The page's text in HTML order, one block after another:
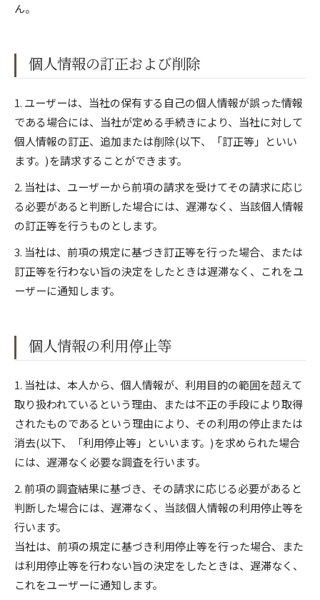
ん。
個人情報の訂正および削除
1. ユーザーは、当社の保有する自己の個人情報が誤った情報
である場合には、当社が定める手続きにより、当社に対して
個人情報の訂正、追加または削除(以下、「訂正等」といい
ます。)を請求することができます。
2. 当社は、ユーザーから前項の請求を受けてその請求に応じ
る必要があると判断した場合には、遅滞なく、当該個人情報
の訂正等を行うものとします。
3. 当社は、前項の規定に基づき訂正等を行った場合、または
訂正等を行わない旨の決定をしたときは遅滞なく、これをユ
ーザーに通知します。
個人情報の利用停止等
1. 当社は、本人から、個人情報が、利用目的の範囲を超えて
取り扱われているという理由、または不正の手段により取得
されたものであるという理由により、その利用の停止または
消去(以下、「利用停止等」といいます。)を求められた場合
には、遅滞なく必要な調査を行います。
2. 前項の調査結果に基づき、その請求に応じる必要があると
判断した場合には、遅滞なく、当該個人情報の利用停止等を
行います。
当社は、前項の規定に基づき利用停止等を行った場合、また
は利用停止等を行わない旨の決定をしたときは、遅滞なく、
これをユーザーに通知します。